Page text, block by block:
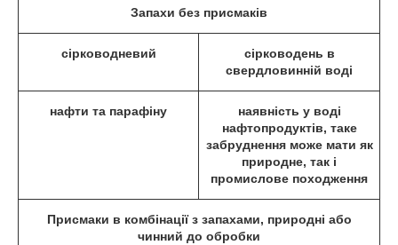
Запахи без присмаків
сірководневий
сірководень в
свердловинній воді
нафти та парафіну
наявність у воді
нафтопродуктів, таке
забруднення може мати як
природне, так і
промислове походження
Присмаки в комбінації з запахами, природні або
чинний до обробки